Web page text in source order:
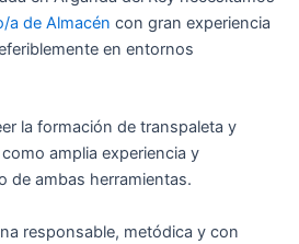
a de Almacén con gran experiencia
en entornos
la formación de transpaleta y
amplia experiencia y
de ambas herramientas.
responsable, metódica y con